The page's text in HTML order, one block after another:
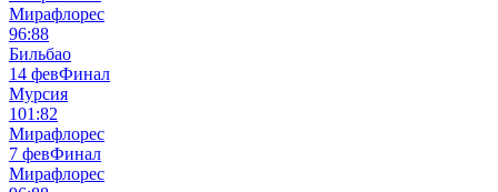
Мирафлорес
96:88
Бильбао
14 февФинал
Мурсия
101:82
Мирафлорес
7 февФинал
Мирафлорес